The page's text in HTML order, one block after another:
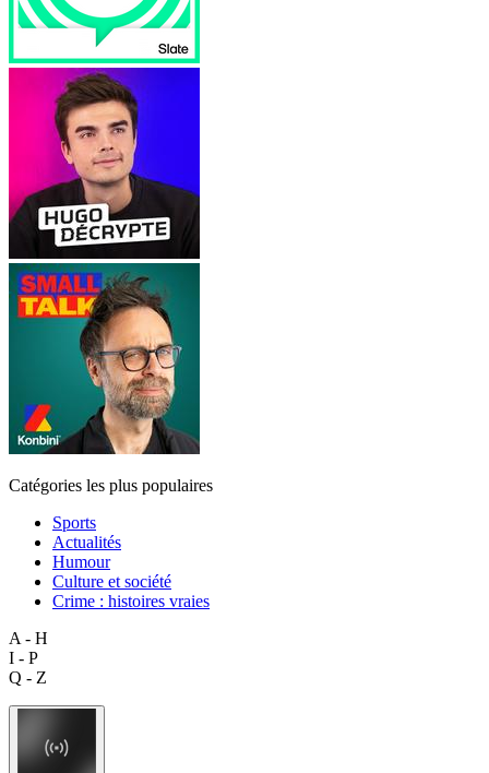
Catégories les plus populaires
Sports
Actualités
Humour
Culture et société
Crime : histoires vraies
A - H
I - P
Q - Z